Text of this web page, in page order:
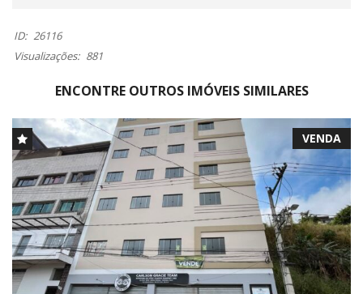
ID: 26116
Visualizações: 881
ENCONTRE OUTROS IMÓVEIS SIMILARES
VENDA